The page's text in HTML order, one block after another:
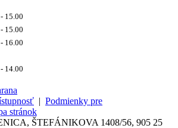
15.00
15.00
16.00
14.00
| Podmienky pre
stránok
ŠTEFÁNIKOVA 1408/56, 905 25